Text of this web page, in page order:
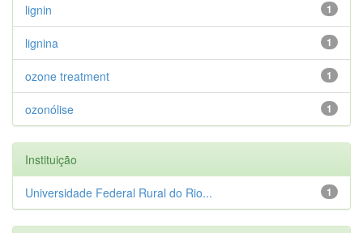
1
lignin
1
lignina
1
ozone treatment
1
ozonólise
Instituição
1
Universidade Federal Rural do Rio...